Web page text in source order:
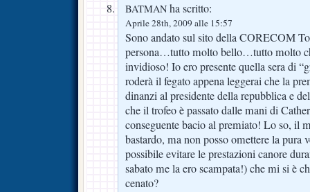
BATMAN ha scritto:
Aprile 28th, 2009 alle 15:57
Sono andato sul sito della CORECOM
persona…tutto molto bello…tutto molto
invidioso! Io ero presente quella sera di
roderà il fegato appena leggerai che la
dinanzi al presidente della repubblica e
che il trofeo è passato dalle mani di
conseguente bacio al premiato! Lo so, il
bastardo, ma non posso omettere la pura
possibile evitare le prestazioni canore
sabato me la ero scampata!) che mi si è
cenato?